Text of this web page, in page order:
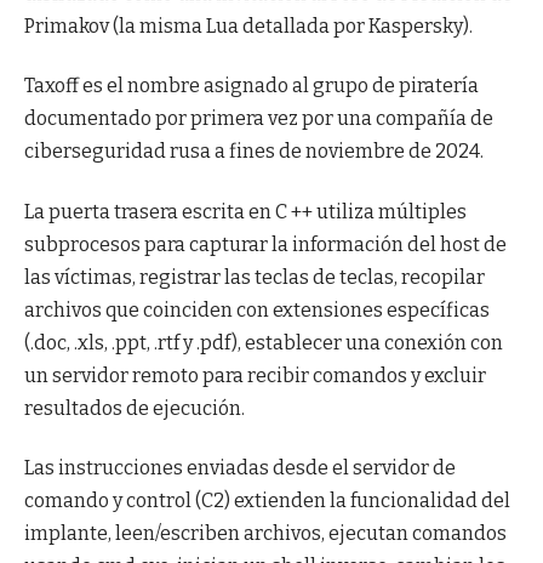
Primakov (la misma Lua detallada por Kaspersky).
Taxoff es el nombre asignado al grupo de piratería
documentado por primera vez por una compañía de
ciberseguridad rusa a fines de noviembre de 2024.
La puerta trasera escrita en C ++ utiliza múltiples
subprocesos para capturar la información del host de
las víctimas, registrar las teclas de teclas, recopilar
archivos que coinciden con extensiones específicas
(.doc, .xls, .ppt, .rtf y .pdf), establecer una conexión con
un servidor remoto para recibir comandos y excluir
resultados de ejecución.
Las instrucciones enviadas desde el servidor de
comando y control (C2) extienden la funcionalidad del
implante, leen/escriben archivos, ejecutan comandos